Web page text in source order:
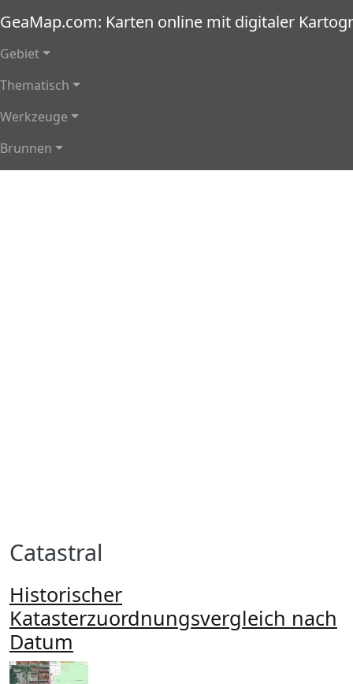
GeaMap.com: Karten online mit digitaler
Hauptnavigation
Gebiet
Thematisch
Werkzeuge
Brunnen
Catastral
Historischer
Katasterzuordnungsvergleich nach
Datum
Imagen